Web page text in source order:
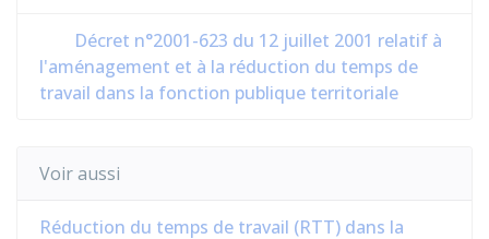
Décret n°2001-623 du 12 juillet 2001 relatif à
l'aménagement et à la réduction du temps de
travail dans la fonction publique territoriale
Voir aussi
Réduction du temps de travail (RTT) dans la